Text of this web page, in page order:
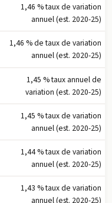
1,46 % taux de variation
annuel (est. 2020-25)
1,46 % de taux de variation
annuel (est. 2020-25)
1,45 % taux annuel de
variation (est. 2020-25)
1,45 % taux de variation
annuel (est. 2020-25)
1,44 % taux de variation
annuel (est. 2020-25)
1,43 % taux de variation
annuel (est. 2020-25)